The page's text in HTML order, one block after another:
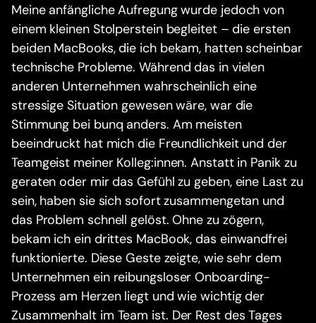
Meine anfängliche Aufregung wurde jedoch von
einem kleinen Stolperstein begleitet – die ersten
beiden MacBooks, die ich bekam, hatten scheinbar
technische Probleme. Während das in vielen
anderen Unternehmen wahrscheinlich eine
stressige Situation gewesen wäre, war die
Stimmung bei bunq anders. Am meisten
beeindruckt hat mich die Freundlichkeit und der
Teamgeist meiner Kolleg:innen. Anstatt in Panik zu
geraten oder mir das Gefühl zu geben, eine Last zu
sein, haben sie sich sofort zusammengetan und
das Problem schnell gelöst. Ohne zu zögern,
bekam ich ein drittes MacBook, das einwandfrei
funktionierte. Diese Geste zeigte, wie sehr dem
Unternehmen ein reibungsloser Onboarding-
Prozess am Herzen liegt und wie wichtig der
Zusammenhalt im Team ist. Der Rest des Tages